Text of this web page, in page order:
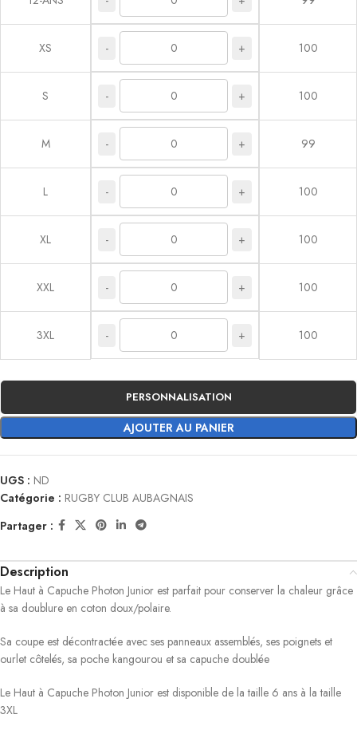
XS - + 100
S - + 100
M - + 99
L - + 100
XL - + 100
XXL - + 100
3XL - + 100
AJOUTER AU PANIER
PERSONNALISATION
UGS : ND
Catégorie : RUGBY CLUB AUBAGNAIS
Partager :
Description
Le Haut à Capuche Photon Junior est parfait pour conserver la chaleur grâce
à sa doublure en coton doux/polaire.
Sa coupe est décontractée avec ses panneaux assemblés, ses poignets et
ourlet côtelés, sa poche kangourou et sa capuche doublée
Le Haut à Capuche Photon Junior est disponible de la taille 6 ans à la taille
3XL